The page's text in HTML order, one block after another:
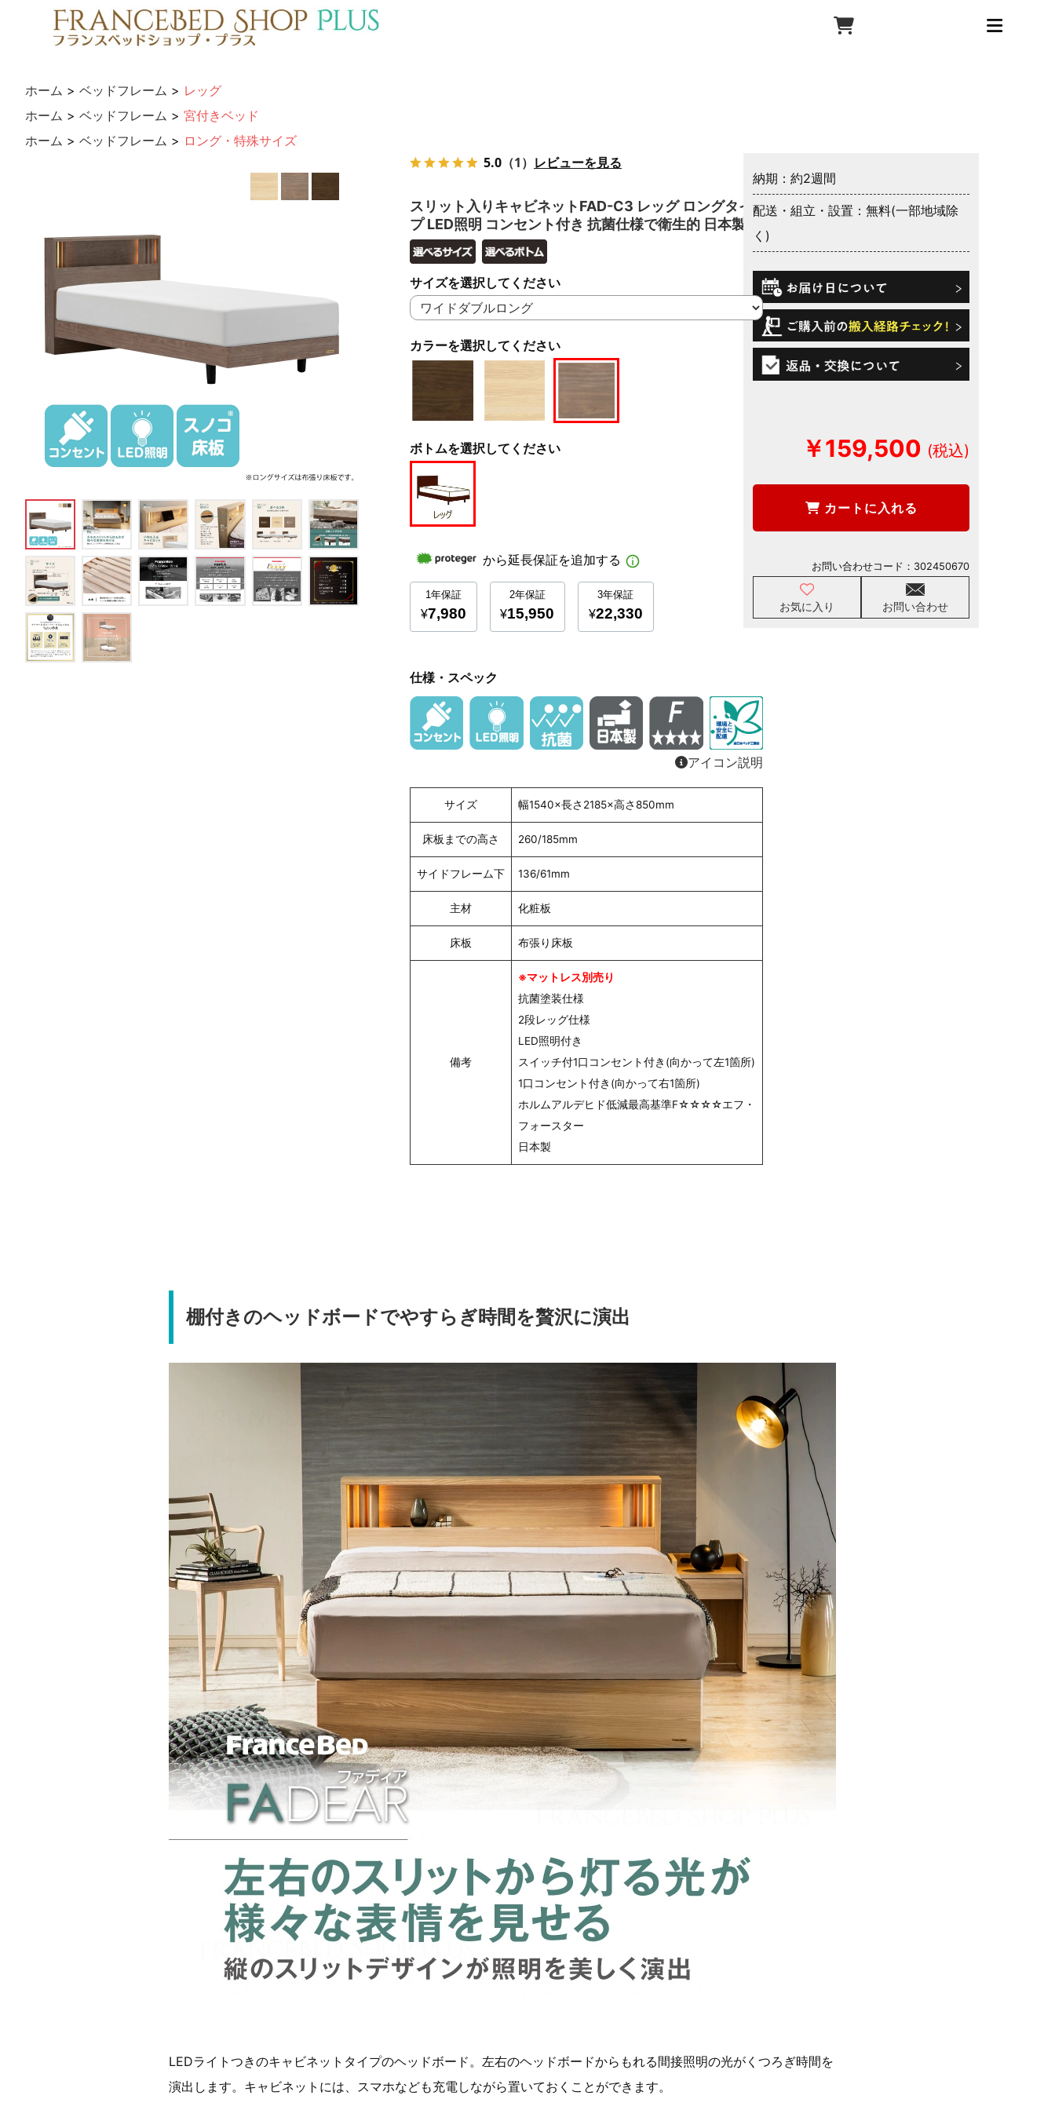
ホーム > ベッドフレーム > レッグ
ホーム > ベッドフレーム > 宮付きベッド
ホーム > ベッドフレーム > ロング・特殊サイズ
5.0 （1） レビューを見る
スリット入りキャビネットFAD-C3 レッグ ロングタイ
プ LED照明 コンセント付き 抗菌仕様で衛生的 日本製
カラーを選択してください
サイズを選択してください
ボトムを選択してください
仕様・スペック
アイコン説明
サイズ 幅1540×長さ2185×高さ850mm
床板までの高さ 260/185mm
サイドフレーム下 136/61mm
主材 化粧板
床板 布張り床板
備考
※マットレス別売り
抗菌塗装仕様
2段レッグ仕様
LED照明付き
スイッチ付1口コンセント付き(向かって左1箇所)
1口コンセント付き(向かって右1箇所)
ホルムアルデヒド低減最高基準F☆☆☆☆エフ・
フォースター
日本製
納期：約2週間
配送・組立・設置：無料(一部地域除
く)
￥159,500
カートに入れる
お気に入り お問い合わせ
お問い合わせコード： 302450670
棚付きのヘッドボードでやすらぎ時間を贅沢に演出
LEDライトつきのキャビネットタイプのヘッドボード。左右のヘッドボードからもれる間接照明の光がくつろぎ時間を
演出します。キャビネットには、スマホなども充電しながら置いておくことができます。